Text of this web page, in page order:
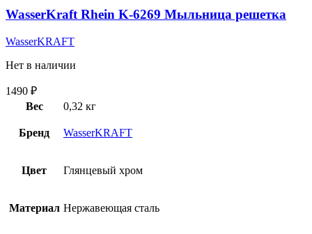
WasserKraft Rhein K-6269 Мыльница решетка
WasserKRAFT
Нет в наличии
1490 ₽
Вес
0,32 кг
Бренд WasserKRAFT
Цвет Глянцевый хром
Материал Нержавеющая сталь